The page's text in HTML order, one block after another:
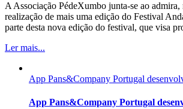
A Associação PédeXumbo junta-se ao admira,
realização de mais uma edição do Festival
parte desta nova edição do festival, que visa
Ler mais...
App Pans&Company Portugal
App Pans&Company Portugal